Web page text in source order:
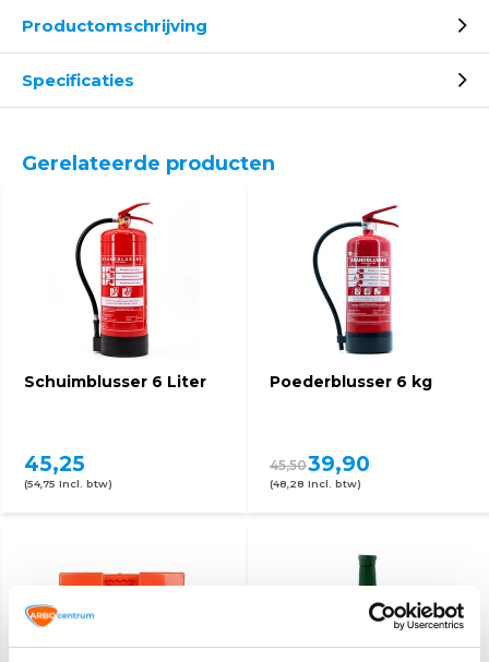
Productomschrijving
Specificaties
Gerelateerde producten
Schuimblusser 6 Liter
45,25
(54,75 Incl. btw)
Poederblusser 6 kg
45,5039,90
(48,28 Incl. btw)